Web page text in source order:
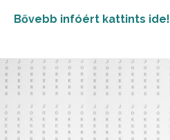
Bővebb infóért kattints ide!